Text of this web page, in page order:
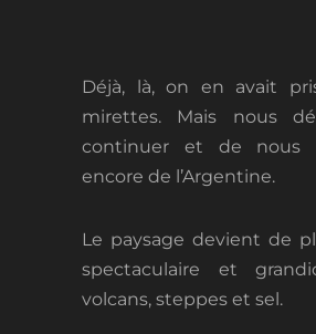
Déjà, là, on en avait
mirettes. Mais nous
continuer et de nous
encore de l’Argentine.
Le paysage devient de
spectaculaire et
volcans, steppes et sel.